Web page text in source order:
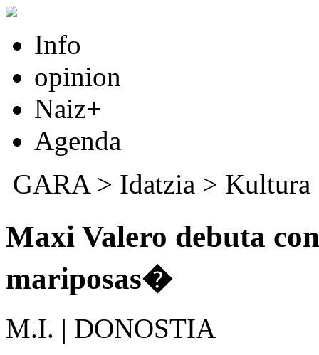
Info
opinion
Naiz+
Agenda
GARA> Idatzia > Kultura
Maxi Valero debuta
mariposas�
M.I. | DONOSTIA